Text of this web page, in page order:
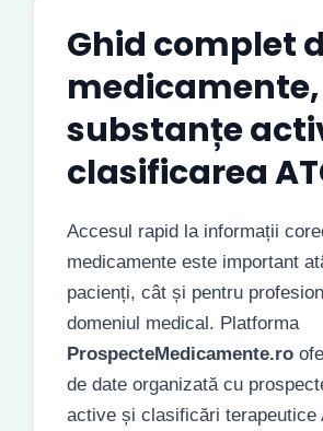
Ghid complet
medicamente,
substanțe
clasificarea
Accesul rapid la informații
medicamente este important
pacienți, cât și pentru
domeniul medical. Platforma
ProspecteMedicamente.ro
de date organizată cu
active și clasificări terapeutice